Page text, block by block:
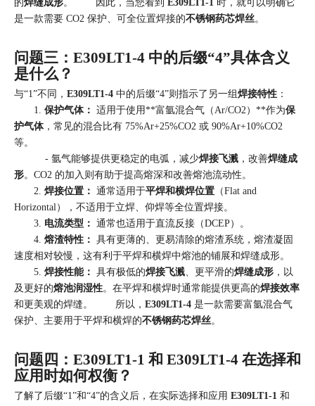
的焊缝成形。 因此，当您看到 E309LT1-1 时，就可以明确它
是一款需要 CO2 保护、可全位置焊接的不锈钢药芯焊丝。
问题三：E309LT1-4 中的后缀“4”具体含义
是什么？
与“1”不同， E309LT1-4 中的后缀“4”则指示了另一组 焊接特性 ：
1. 保护气体： 适用于使用**富氩混合气（Ar/CO2）**作为保
护气体，常见的混合比有 75%Ar+25%CO2 或 90%Ar+10%CO2
等。
- 氩气能够提供更稳定的电弧，减少焊接飞溅 ，改善焊缝成
形。CO2 的加入则有助于提高熔深和改善熔池流动性。
2. 焊接位置： 通常适用于平焊和横焊位置 （Flat and
Horizontal），不适用于立焊、仰焊等全位置焊接。
3. 电流类型： 通常也适用于直流反接（DCEP）。
4. 熔渣特性： 具有更薄的、更易清除的熔渣系统，熔渣凝固
速度相对较慢，这有利于平焊和横焊中熔池的铺展和焊缝成形。
5. 焊接性能： 具有极低的焊接飞溅、更平滑的焊缝成形 ，以
及更好的熔池润湿性。在平焊和横焊时通常能提供更高的焊接效率
和更美观的焊缝。 所以， E309LT1-4 是一款需要富氩混合气
保护、主要用于平焊和横焊的不锈钢药芯焊丝。
问题四：E309LT1-1 和 E309LT1-4 在选择和
应用时如何权衡？
了解了后缀“1”和“4”的含义后，在实际选择和应用 E309LT1-1 和